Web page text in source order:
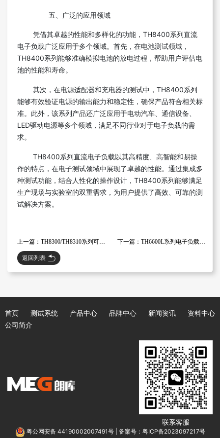
五、广泛的应用领域
凭借其卓越的性能和多样化的功能，TH8400系列直流
电子负载广泛应用于多个领域。首先，在电池测试领域，
TH8400系列能够准确模拟电池的放电过程，帮助用户评估电
池的性能和寿命。
其次，在电源适配器和充电器的测试中，TH8400系列
能够有效验证电源的输出能力和稳定性，确保产品符合相关标
准。此外，该系列产品还广泛应用于电动汽车、通信设备、
LED驱动电源等多个领域，满足不同行业对于电子负载的需
求。
TH8400系列直流电子负载以其高精度、高智能和易操
作的特点，在电子测试领域中展现了卓越的性能。通过集成多
种测试功能，结合人性化的操作设计，TH8400系列能够满足
生产现场与实验室的双重需求，为用户提供了高效、可靠的测
试解决方案。
上一篇：TH8300/TH8310系列可编程直流电子负载：模块化设计与高性能的完美结合 下一篇：TH6600L系列电子负载：强大功能与高效能量回馈的完美结合
返回列表
首页 测试系统 产品中心 品牌中心 新闻资讯
资料中心
公司简介
联系客服
粤公网安备 44190002007491号 备案号：粤ICP备2023097217号